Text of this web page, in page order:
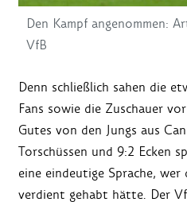
Den Kampf angenommen:
VfB
Denn schließlich sahen die
Fans sowie die Zuschauer
Gutes von den Jungs aus
Torschüssen und 9:2 Ecken
eine eindeutige Sprache, wer
verdient gehabt hätte. Der